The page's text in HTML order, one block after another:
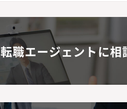
転職エージェントに相